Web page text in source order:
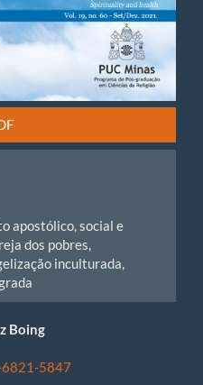
apostólico, social e
dos pobres,
inculturada,
Boing
5847